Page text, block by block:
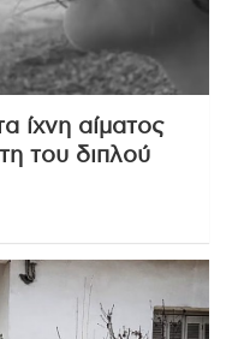
ίχνη αίματος
του διπλού